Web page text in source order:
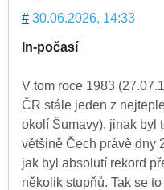
# 30.06.2026, 14:33
In-počasí
V tom roce 1983
ČR stále jeden z
okolí Šumavy), jinak byl
většině Čech právě dny
jak byl absolutí rekord
několik stupňů. Tak se